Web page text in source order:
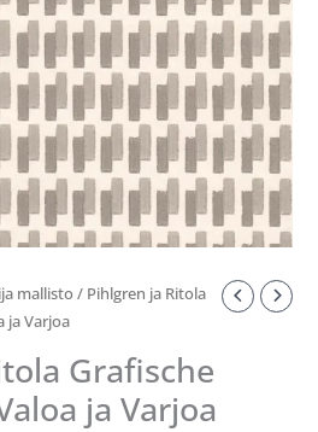
mallisto / Pihlgren ja Ritola
ja Varjoa
Grafische
ja Varjoa